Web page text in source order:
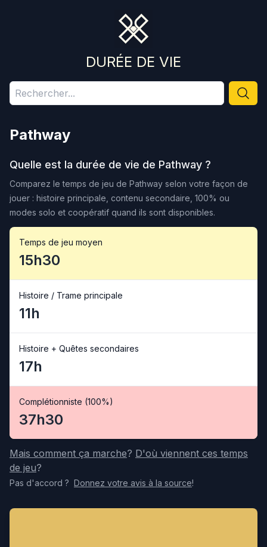
DURÉE DE VIE
Pathway
Quelle est la durée de vie de Pathway ?
Comparez le temps de jeu de Pathway selon votre façon de
jouer : histoire principale, contenu secondaire, 100% ou
modes solo et coopératif quand ils sont disponibles.
Temps de jeu moyen
15h30
Histoire / Trame principale
11h
Histoire + Quêtes secondaires
17h
Complétionniste (100%)
37h30
Mais comment ça marche? D'où viennent ces temps
de jeu?
Pas d'accord ? Donnez votre avis à la source!